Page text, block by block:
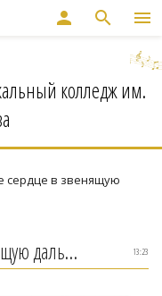
menu
search
person
колледж им.
сердце в звенящую
13:23
даль…